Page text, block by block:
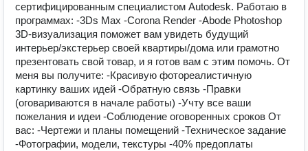
сертифицированным специалистом Autodesk. Работаю в
программах: -3Ds Max -Corona Render -Abode Photoshop
3D-визуализация поможет вам увидеть будущий
интерьер/экстерьер своей квартиры/дома или грамотно
презентовать свой товар, и я готов вам с этим помочь. От
меня вы получите: -Красивую фотореалистичную
картинку ваших идей -Обратную связь -Правки
(оговариваются в начале работы) -Учту все ваши
пожелания и идеи -Соблюдение оговоренных сроков От
вас: -Чертежи и планы помещений -Техническое задание
-Фотографии, модели, текстуры -40% предоплаты